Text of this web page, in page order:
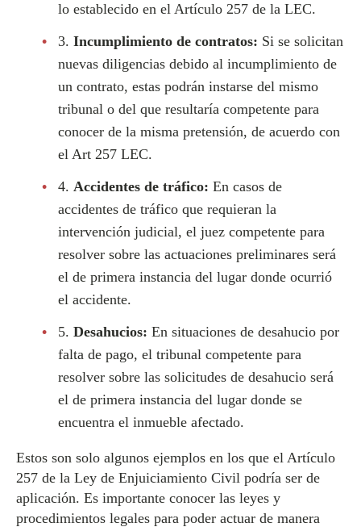
lo establecido en el Artículo 257 de la LEC.
3. Incumplimiento de contratos: Si se solicitan
nuevas diligencias debido al incumplimiento de
un contrato, estas podrán instarse del mismo
tribunal o del que resultaría competente para
conocer de la misma pretensión, de acuerdo con
el Art 257 LEC.
4. Accidentes de tráfico: En casos de
accidentes de tráfico que requieran la
intervención judicial, el juez competente para
resolver sobre las actuaciones preliminares será
el de primera instancia del lugar donde ocurrió
el accidente.
5. Desahucios: En situaciones de desahucio por
falta de pago, el tribunal competente para
resolver sobre las solicitudes de desahucio será
el de primera instancia del lugar donde se
encuentra el inmueble afectado.
Estos son solo algunos ejemplos en los que el Artículo
257 de la Ley de Enjuiciamiento Civil podría ser de
aplicación. Es importante conocer las leyes y
procedimientos legales para poder actuar de manera